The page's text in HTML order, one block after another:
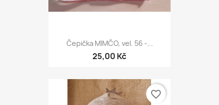
Čepička MIMČO, vel. 56 -...
25,00 Kč
favorite_border